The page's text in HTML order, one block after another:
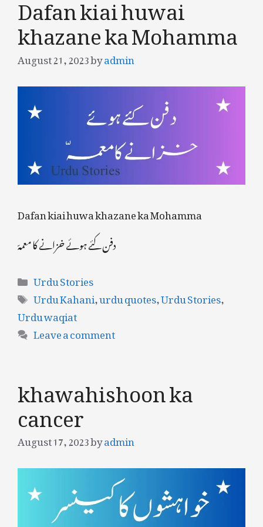
khazane ka Mohamma
August 21, 2023byadmin
Dafan kiai huwa khazane ka Mohamma
دفن کئے ہوئے خزانے کا معمہّ
Categories
Urdu Stories
Tags
Urdu Kahani,urdu quotes,Urdu Stories,
Urdu waqiat
Leave a comment
khawahishoon ka
cancer
August 17, 2023byadmin